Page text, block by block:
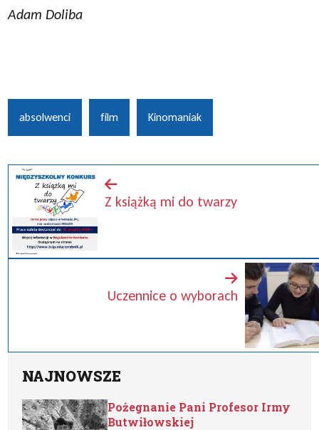
Adam Doliba
absolwenci film Kinomaniak
Z książką mi do twarzy
Uczennice o wyborach
NAJNOWSZE
Pożegnanie Pani Profesor Irmy
Butwiłowskiej